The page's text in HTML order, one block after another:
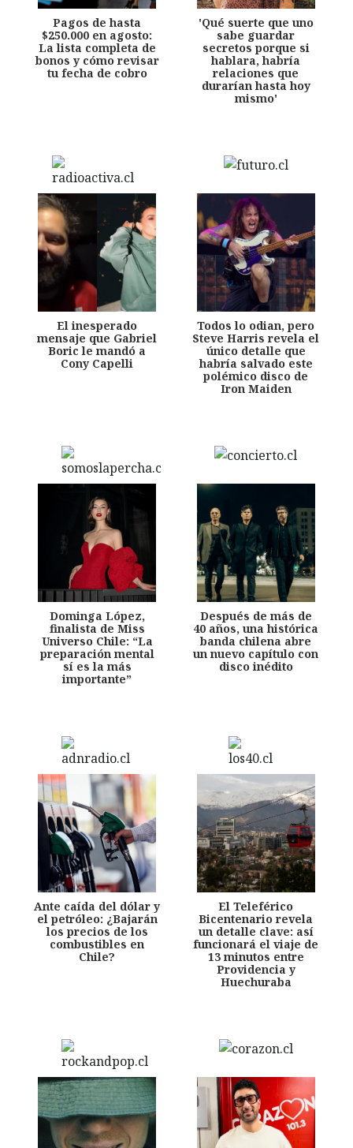
Pagos de hasta
$250.000 en agosto:
La lista completa de
bonos y cómo revisar
tu fecha de cobro
'Qué suerte que uno
sabe guardar
secretos porque si
hablara, habría
relaciones que
durarían hasta hoy
mismo'
El inesperado
mensaje que Gabriel
Boric le mandó a
Cony Capelli
Todos lo odian, pero
Steve Harris revela el
único detalle que
habría salvado este
polémico disco de
Iron Maiden
Dominga López,
finalista de Miss
Universo Chile: “La
preparación mental
sí es la más
importante”
Después de más de
40 años, una histórica
banda chilena abre
un nuevo capítulo con
disco inédito
Ante caída del dólar y
el petróleo: ¿Bajarán
los precios de los
combustibles en
Chile?
El Teleférico
Bicentenario revela
un detalle clave: así
funcionará el viaje de
13 minutos entre
Providencia y
Huechuraba